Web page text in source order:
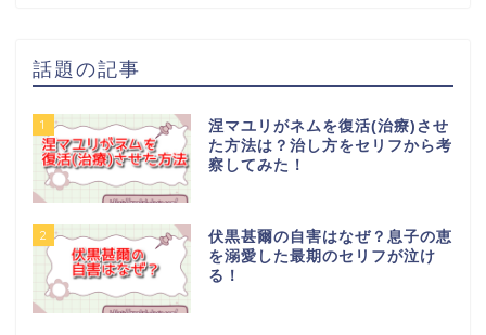
話題の記事
1
涅マユリがネムを復活(治療)させ
た方法は？治し方をセリフから考
察してみた！
2
伏黒甚爾の自害はなぜ？息子の恵
を溺愛した最期のセリフが泣け
る！